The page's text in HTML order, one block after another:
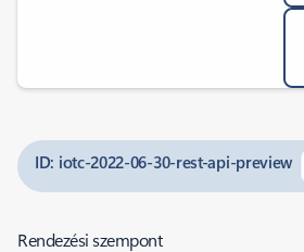
ID: iotc-2022-06-30-rest-api-preview
Rendezési szempont